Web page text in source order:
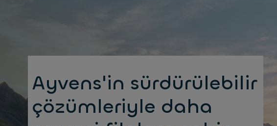
Ayvens'in sürdürülebilir
çözümleriyle daha